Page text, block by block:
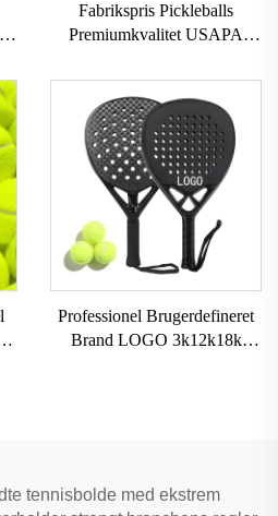
Fabrikspris Pickleballs
Premiumkvalitet USAPA
Pickleball Bolde Sæt 3-dels 4-
dels Pickleball Sæt
Professionel Brugerdefineret
Brand LOGO 3k12k18k
tennisbolde med ekstrem